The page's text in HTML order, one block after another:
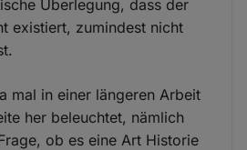
Überlegung, dass der
existiert, zumindest nicht
mal in einer längeren Arbeit
her beleuchtet, nämlich
ob es eine Art Historie